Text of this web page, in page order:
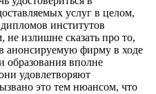
услуг в целом,
институтов
излишне сказать про то,
анонсируемую фирму в ходе
образования вполне
удовлетворяют
это тем нюансом, что